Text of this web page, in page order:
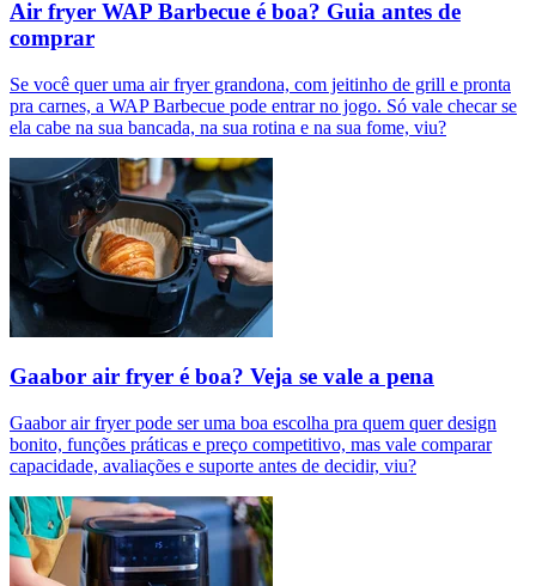
Air fryer WAP Barbecue é boa? Guia antes de
comprar
Se você quer uma air fryer grandona, com jeitinho de grill e pronta
pra carnes, a WAP Barbecue pode entrar no jogo. Só vale checar se
ela cabe na sua bancada, na sua rotina e na sua fome, viu?
Gaabor air fryer é boa? Veja se vale a pena
Gaabor air fryer pode ser uma boa escolha pra quem quer design
bonito, funções práticas e preço competitivo, mas vale comparar
capacidade, avaliações e suporte antes de decidir, viu?